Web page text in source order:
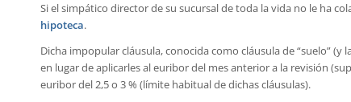
Si el simpático director de su sucursal de toda la vida no le ha
hipoteca.
Dicha impopular cláusula, conocida como cláusula de “suelo”
en lugar de aplicarles al euribor del mes anterior a la revisión
euribor del 2,5 o 3 % (límite habitual de dichas cláusulas).